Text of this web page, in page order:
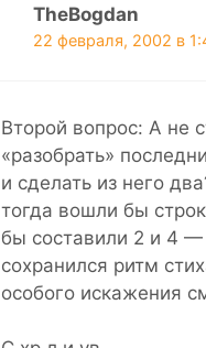
TheBogdan
22 февраля, 2002 в
Второй вопрос: А не
«разобрать»
и сделать из него
тогда вошли бы
бы составили 2 и 4 —
сохранился ритм
особого искажения